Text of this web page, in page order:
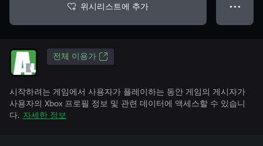
위시리스트에 추가 ● ● ●
전체 이용가
시작하려는 게임에서 사용자가 플레이하는 동안 게임의 게시자가
사용자의 Xbox 프로필 정보 및 관련 데이터에 액세스할 수 있습니
다. 자세한 정보